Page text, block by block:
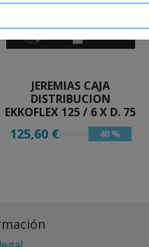
JEREMIAS CAJA
DISTRIBUCION
EKKOFLEX 125 / 6 X D. 75
125,60 € 40 %